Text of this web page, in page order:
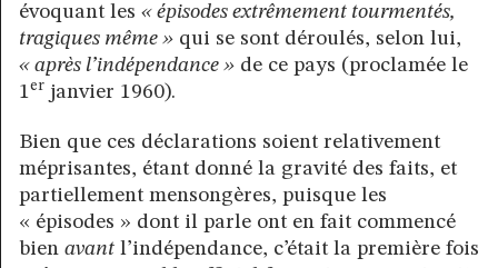
évoquant les « épisodes extrêmement tourmentés,
tragiques même » qui se sont déroulés, selon lui,
« après l’indépendance » de ce pays (proclamée le
1er janvier 1960).
Bien que ces déclarations soient relativement
méprisantes, étant donné la gravité des faits, et
partiellement mensongères, puisque les
« épisodes » dont il parle ont en fait commencé
bien avant l’indépendance, c’était la première fois